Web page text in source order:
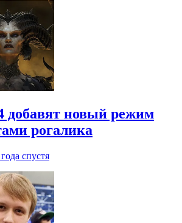
добавят новый режим
рогалика
спустя